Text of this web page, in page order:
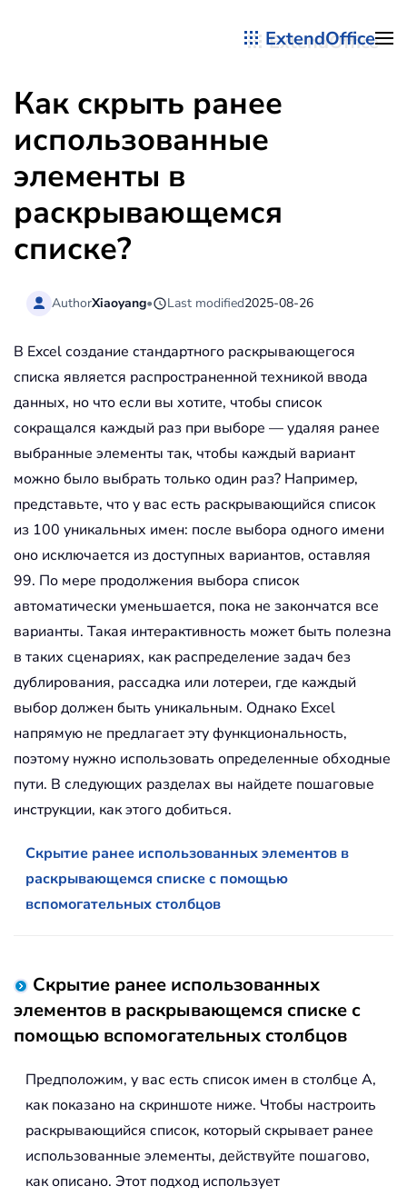
ExtendOffice
Как скрыть ранее
использованные
элементы в
раскрывающемся
списке?
AuthorXiaoyang• Last modified2025-08-26
В Excel создание стандартного раскрывающегося
списка является распространенной техникой ввода
данных, но что если вы хотите, чтобы список
сокращался каждый раз при выборе — удаляя ранее
выбранные элементы так, чтобы каждый вариант
можно было выбрать только один раз? Например,
представьте, что у вас есть раскрывающийся список
из 100 уникальных имен: после выбора одного имени
оно исключается из доступных вариантов, оставляя
99. По мере продолжения выбора список
автоматически уменьшается, пока не закончатся все
варианты. Такая интерактивность может быть полезна
в таких сценариях, как распределение задач без
дублирования, рассадка или лотереи, где каждый
выбор должен быть уникальным. Однако Excel
напрямую не предлагает эту функциональность,
поэтому нужно использовать определенные обходные
пути. В следующих разделах вы найдете пошаговые
инструкции, как этого добиться.
Скрытие ранее использованных элементов в
раскрывающемся списке с помощью
вспомогательных столбцов
Скрытие ранее использованных
элементов в раскрывающемся списке с
помощью вспомогательных столбцов
Предположим, у вас есть список имен в столбце A,
как показано на скриншоте ниже. Чтобы настроить
раскрывающийся список, который скрывает ранее
использованные элементы, действуйте пошагово,
как описано. Этот подход использует